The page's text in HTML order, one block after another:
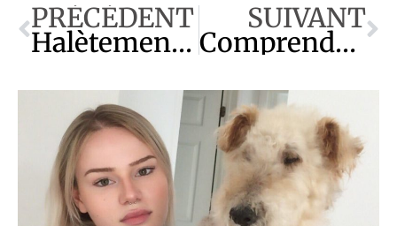
PRÉCÉDENT
Halètements et diarrhée chez le chien : Causes et solutions
SUIVANT
Comprendre et gérer le comportement des chiens de refuge